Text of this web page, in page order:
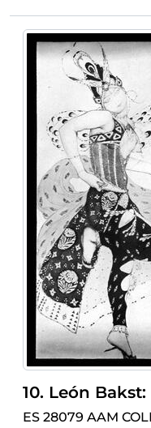
10. León
ES 28079 AAM